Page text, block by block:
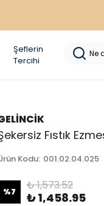
Şeflerin
Tercihi
Fıstık
Kodu: 001.02.04.025
%7 ₺ 1,573.52
₺ 1,458.95